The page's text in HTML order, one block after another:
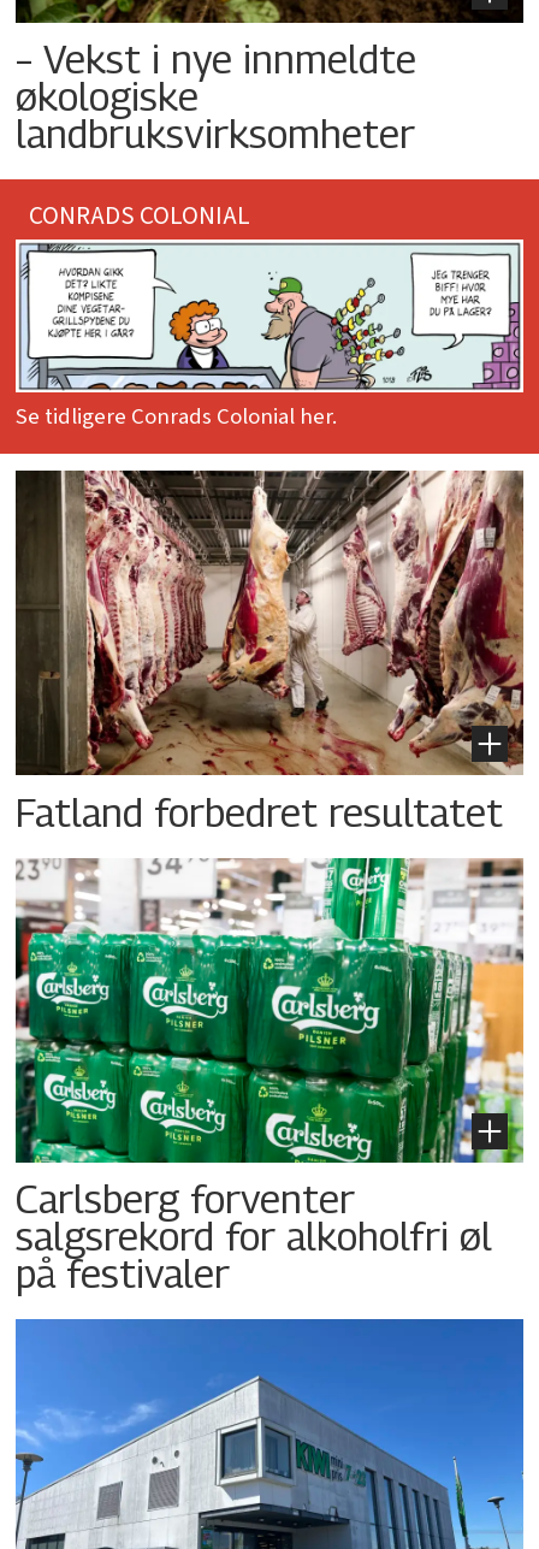
– Vekst i nye innmeldte
økologiske
landbruksvirksomheter
CONRADS COLONIAL
Se tidligere Conrads Colonial her.
Fatland forbedret resultatet
Carlsberg forventer
salgsrekord for alkoholfri øl
på festivaler